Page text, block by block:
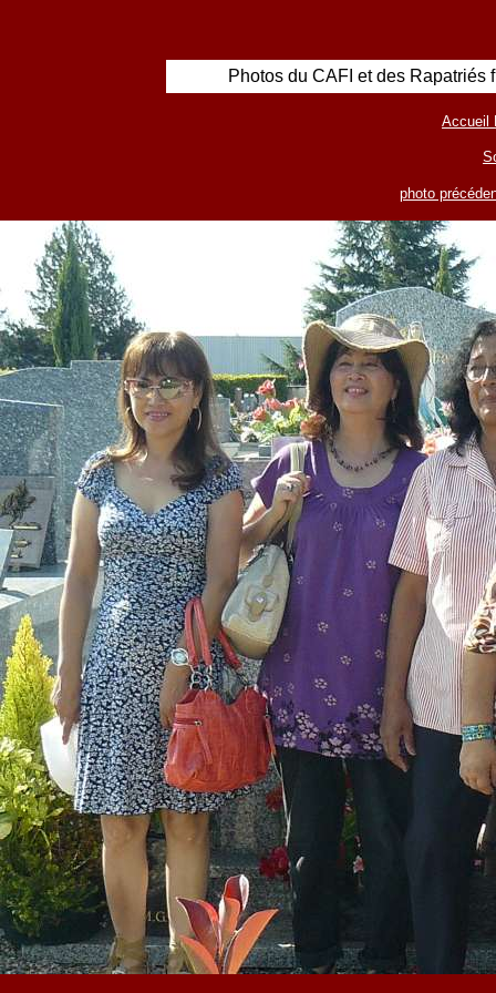
Photos du CAFI et des
Accueil
photo